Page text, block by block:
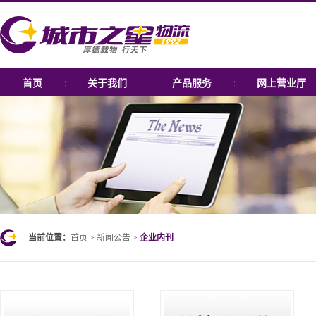
首页 关于我们 产品服务 网上营业厅
当前位置： 首页 > 新闻公告 > 企业内刊